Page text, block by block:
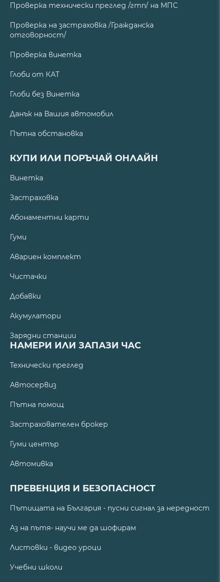
Проверка технически преглед /гтп/ на МПС
Проверка на застраховка /Гражданска
отговорност/
Проверка винетка
Глоби от КАТ
Глоби без Винетка
Данък на Вашия автомобил
Пътна обстановка
КУПИ ИЛИ ПОРЪЧАЙ ОНЛАЙН
Винетка
Застраховка
Абонаментни карти
Гуми
Авариен комплект
Чистачки
Добавки
Акумулатори
Зарядни станции
НАМЕРИ ИЛИ ЗАПАЗИ ЧАС
Технически преглед
Автосервиз
Пътна помощ
Застрахователен брокер
Гуми център
Автомивка
ПРЕВЕНЦИЯ И БЕЗОПАСНОСТ
Пътищата на България - пусни сигнал за нередност
Аз на пътя- научи ме да шофирам
Листовки - видео уроци
Учебни школи